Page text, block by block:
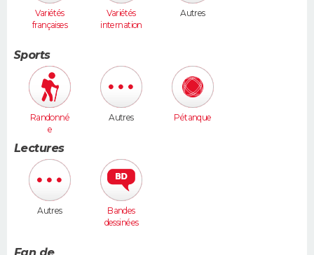
Variétés
françaises
Variétés
internation
Autres
Sports
Randonné
e
Autres Pétanque
Lectures
Autres
Bandes
dessinées